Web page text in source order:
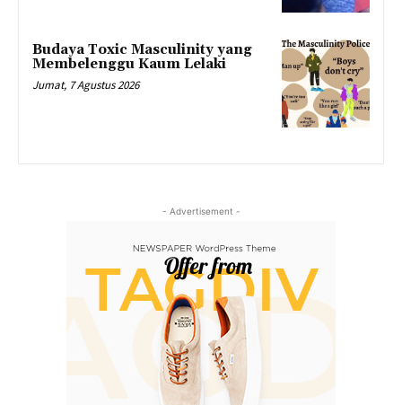
Budaya Toxic Masculinity yang
Membelenggu Kaum Lelaki
Jumat, 7 Agustus 2026
- Advertisement -